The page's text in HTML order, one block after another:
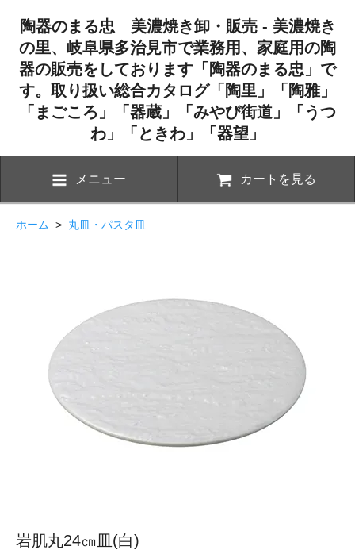
陶器のまる忠 美濃焼き卸・販売 - 美濃焼き
の里、岐阜県多治見市で業務用、家庭用の陶
器の販売をしております「陶器のまる忠」で
す。取り扱い総合カタログ「陶里」「陶雅」
「まごころ」「器蔵」「みやび街道」「うつ
わ」「ときわ」「器望」
メニュー カートを見る
ホーム > 丸皿・パスタ皿
岩肌丸24㎝皿(白)